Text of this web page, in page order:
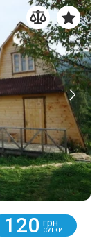
120 грн
СУТКИ